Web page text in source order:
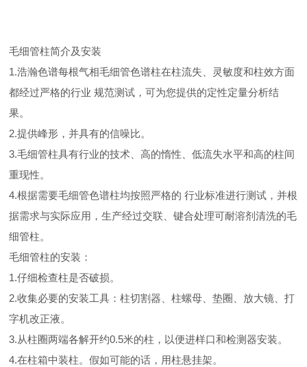
毛细管柱简介及安装
1.浩瀚色谱每根气相毛细管色谱柱在柱流失、灵敏度和柱效方面
都经过严格的行业 规范测试，可为您提供的定性定量分析结
果。
2.提供峰形，并具有的信噪比。
3.毛细管柱具有行业的技术、高的惰性、低流失水平和高的柱间
重现性。
4.根据需要毛细管色谱柱均按照严格的 行业标准进行测试，并根
据需求与实际应用，生产经过交联、键合处理可耐溶剂清洗的毛
细管柱。
毛细管柱的安装：
1.仔细检查柱是否破损。
2.收集必要的安装工具：柱切割器、柱螺母、垫圈、放大镜、打
字机改正液。
3.从柱圈两端各解开约0.5米的柱，以便进样口和检测器安装。
4.在柱箱中装柱。假如可能的话，用柱悬挂架。